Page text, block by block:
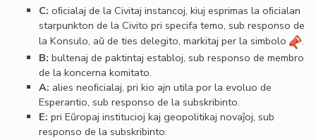
C: oﬁcialaj de la Civitaj instancoj, kiuj esprimas la oﬁcialan
starpunkton de la Civito pri specifa temo, sub responso de
la Konsulo, aŭ de ties delegito, markitaj per la simbolo
.
B: bultenaj de paktintaj establoj, sub responso de membro
de la koncerna komitato.
A: alies neoﬁcialaj, pri kio ajn utila por la evoluo de
Esperantio, sub responso de la subskribinto.
E: pri Eŭropaj institucioj kaj geopolitikaj novaĵoj, sub
responso de la subskribinto.